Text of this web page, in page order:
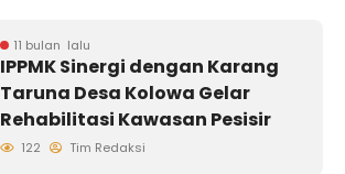
11 bulan lalu
IPPMK Sinergi dengan Karang
Taruna Desa Kolowa Gelar
Rehabilitasi Kawasan Pesisir
122 Tim Redaksi